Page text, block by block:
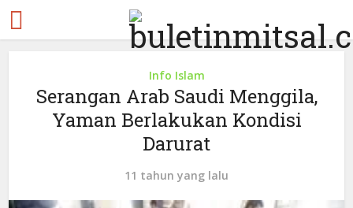
Info Islam
Serangan Arab Saudi Menggila,
Yaman Berlakukan Kondisi
Darurat
11 tahun yang lalu